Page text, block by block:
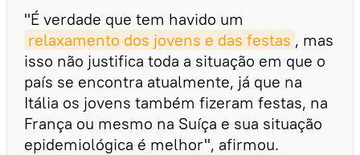
"É verdade que tem havido um
relaxamento dos jovens e das festas , mas
isso não justifica toda a situação em que o
país se encontra atualmente, já que na
Itália os jovens também fizeram festas, na
França ou mesmo na Suíça e sua situação
epidemiológica é melhor", afirmou.